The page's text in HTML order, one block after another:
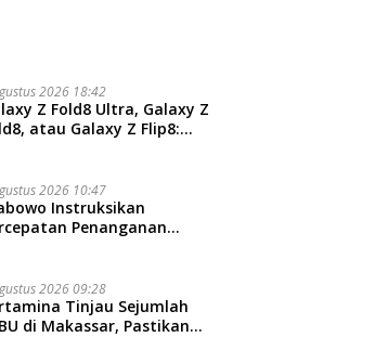
2026 18:42
Z Fold8 Ultra, Galaxy Z
atau Galaxy Z Flip8:
2026 10:47
Instruksikan
Penanganan
2026 09:28
Tinjau Sejumlah
di Makassar, Pastikan